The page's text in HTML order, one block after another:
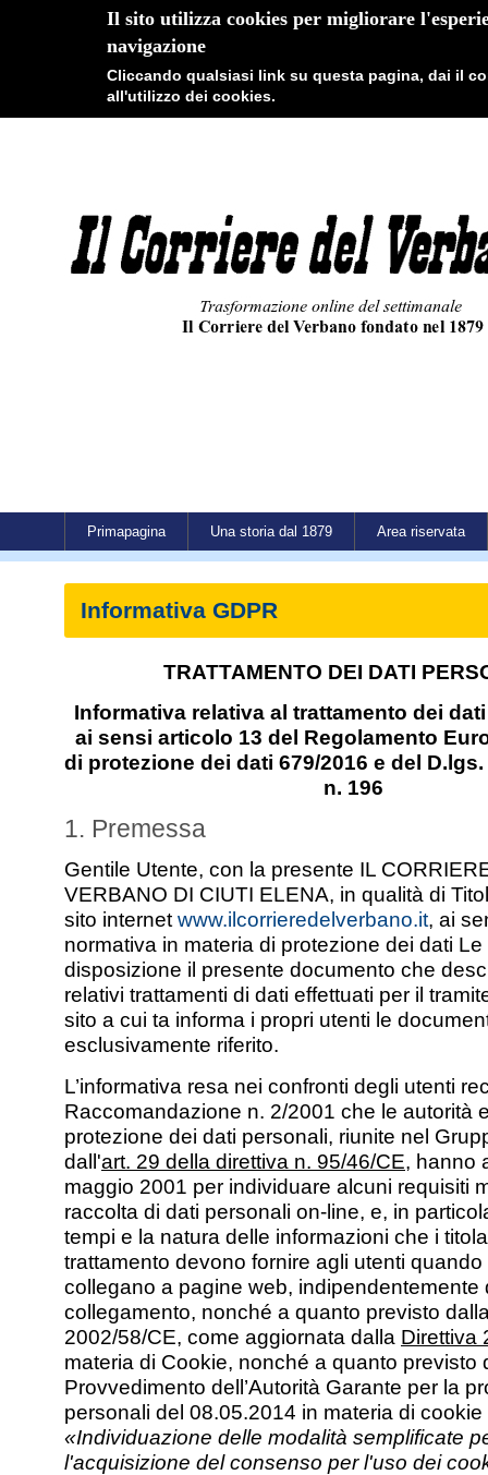
Il sito utilizza cookies per migliorare
navigazione
Cliccando qualsiasi link su questa pagina, dai il
all'utilizzo dei cookies.
Primapagina Una storia dal 1879 Area riservata
Informativa GDPR
TRATTAMENTO DEI DATI
Informativa relativa al trattamento dei
ai sensi articolo 13 del Regolamento
di protezione dei dati 679/2016 e del
n. 196
1. Premessa
Gentile Utente, con la presente IL
VERBANO DI CIUTI ELENA, in qualità di
sito internet www.ilcorrieredelverbano.it, ai
normativa in materia di protezione dei dati Le
disposizione il presente documento che
relativi trattamenti di dati effettuati per il
sito a cui ta informa i propri utenti le
esclusivamente riferito.
L’informativa resa nei confronti degli utenti
Raccomandazione n. 2/2001 che le autorità
protezione dei dati personali, riunite nel
dall'art. 29 della direttiva n. 95/46/CE, hanno
maggio 2001 per individuare alcuni requisiti
raccolta di dati personali on-line, e, in
tempi e la natura delle informazioni che i
trattamento devono fornire agli utenti quando
collegano a pagine web, indipendentemente
collegamento, nonché a quanto previsto
2002/58/CE, come aggiornata dalla Direttiva
materia di Cookie, nonché a quanto previsto
Provvedimento dell’Autorità Garante per la
personali del 08.05.2014 in materia di
«Individuazione delle modalità semplificate
l'acquisizione del consenso per l'uso dei